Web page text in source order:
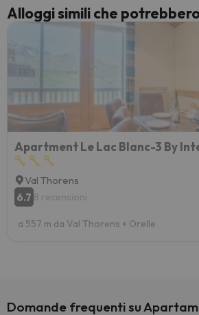
Alloggi simili che
Apartment Le Lac Blanc-3 By
Val Thorens
6.7 8 recensioni
a 557 m da Val Thorens + Orelle
Domande frequenti su